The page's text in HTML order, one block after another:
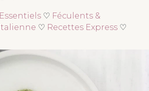
Essentiels ♡ Féculents &
Italienne ♡ Recettes Express ♡